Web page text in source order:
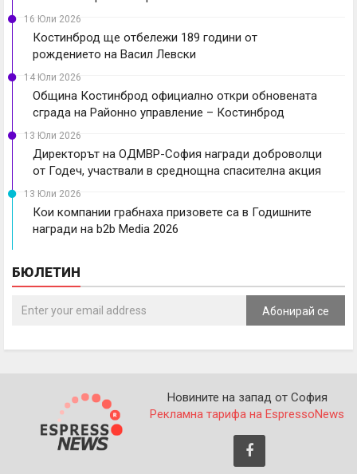
16 Юли 2026
Костинброд ще отбележи 189 години от
рождението на Васил Левски
14 Юли 2026
Община Костинброд официално откри обновената
сграда на Районно управление – Костинброд
13 Юли 2026
Директорът на ОДМВР-София награди доброволци
от Годеч, участвали в среднощна спасителна акция
13 Юли 2026
Кои компании грабнаха призовете са в Годишните
награди на b2b Media 2026
БЮЛЕТИН
Абонирай се
Новините на запад от София
Рекламна тарифа на EspressoNews